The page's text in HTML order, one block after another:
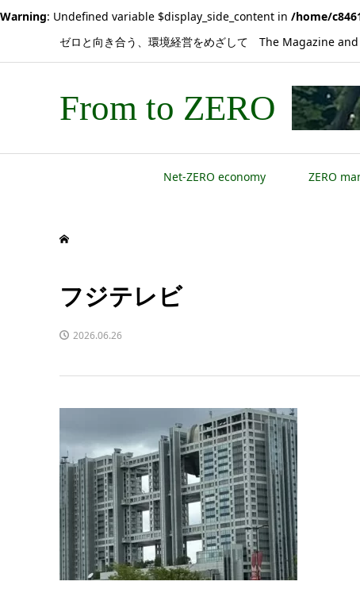
Warning: Undefined variable $display_side_content in /home/
ゼロと向き合う、環境経営をめざして The Magazine
From to ZERO
Net-ZERO economy ZERO
フジテレビ
2026.06.26